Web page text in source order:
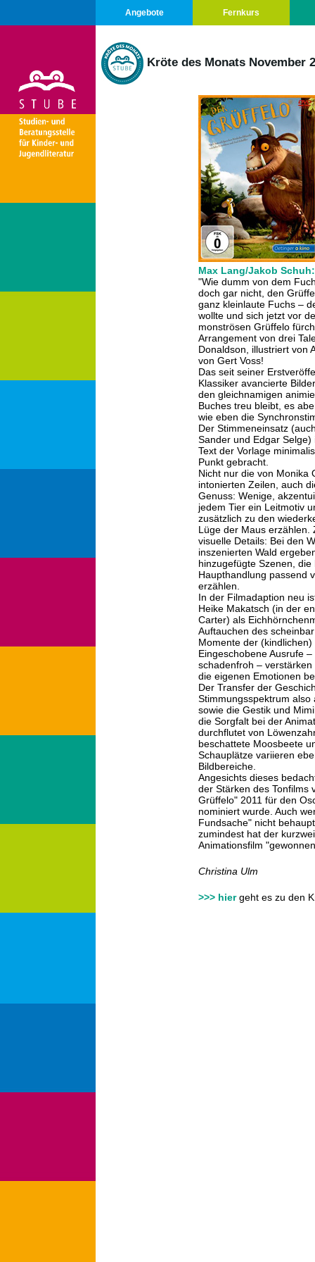
Angebote Fernkurs
Kröte des Monats November
Max Lang/Jakob
"Wie dumm von dem
doch gar nicht, den
ganz kleinlaute Fuchs –
wollte und sich jetzt vor
monströsen Grüffelo
Arrangement von drei
Donaldson, illustriert von
von Gert Voss!
Das seit seiner
Klassiker avancierte
den gleichnamigen
Buches treu bleibt, es
wie eben die
Der Stimmeneinsatz
Sander und Edgar
Text der Vorlage
Punkt gebracht.
Nicht nur die von Monika
intonierten Zeilen, auch
Genuss: Wenige,
jedem Tier ein Leitmotiv
zusätzlich zu den
Lüge der Maus erzählen.
visuelle Details: Bei den
inszenierten Wald
hinzugefügte Szenen,
Haupthandlung passend
erzählen.
In der Filmadaption neu
Heike Makatsch (in der
Carter) als
Auftauchen des
Momente der
Eingeschobene Ausrufe
schadenfroh –
die eigenen Emotionen
Der Transfer der
Stimmungsspektrum
sowie die Gestik und
die Sorgfalt bei der
durchflutet von
beschattete Moosbeete
Schauplätze variieren
Bildbereiche.
Angesichts dieses
der Stärken des Tonfilms
Grüffelo" 2011 für den
nominiert wurde. Auch
Fundsache" nicht
zumindest hat der
Animationsfilm
Christina Ulm
>>> hiergeht es zu den